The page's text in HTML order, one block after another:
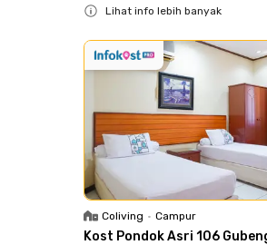
Lihat info lebih banyak
Coliving • Campur
Kost Pondok Asri 106